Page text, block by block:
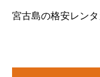
宮古島の格安レン